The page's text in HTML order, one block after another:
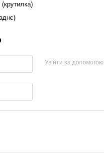
(крутилка)
Увійти за допомогою